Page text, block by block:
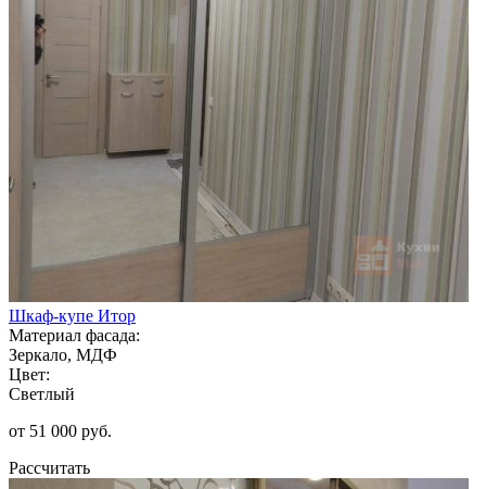
Шкаф-купе Итор
Материал фасада:
Зеркало, МДФ
Цвет:
Светлый
от 51 000 руб.
Рассчитать